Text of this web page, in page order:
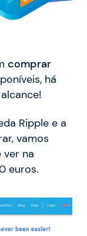
comprar
há
Ripple e a
vamos
ver na
euros.